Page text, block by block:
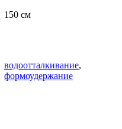
150 см
водоотталкивание,
формоудержание